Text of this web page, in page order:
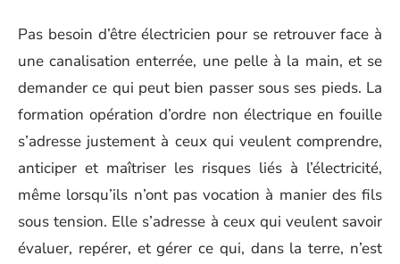
Pas besoin d’être électricien pour se retrouver face à
une canalisation enterrée, une pelle à la main, et se
demander ce qui peut bien passer sous ses pieds. La
formation opération d’ordre non électrique en fouille
s’adresse justement à ceux qui veulent comprendre,
anticiper et maîtriser les risques liés à l’électricité,
même lorsqu’ils n’ont pas vocation à manier des fils
sous tension. Elle s’adresse à ceux qui veulent savoir
évaluer, repérer, et gérer ce qui, dans la terre, n’est